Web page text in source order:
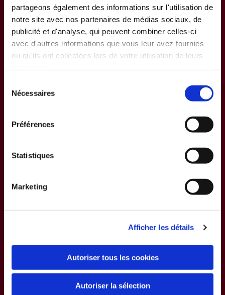
partageons également des informations sur l'utilisation de
notre site avec nos partenaires de médias sociaux, de
publicité et d'analyse, qui peuvent combiner celles-ci
avec d'autres informations que vous leur avez fournies
ou qu'ils ont collectées lors de votre utilisation de leurs
Nécessaires
Préférences
Statistiques
Marketing
Afficher les détails
Autoriser tous les cookies
Autoriser la sélection